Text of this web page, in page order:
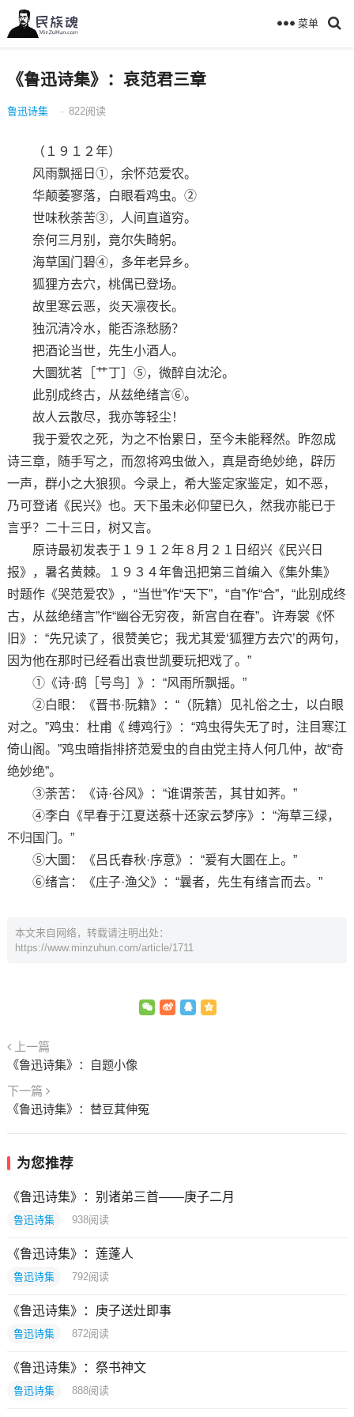
菜单
《鲁迅诗集》：哀范君三章
鲁迅诗集 · 822阅读
（１９１２年）
风雨飘摇日①，余怀范爱农。
华颠萎寥落，白眼看鸡虫。②
世味秋荼苦③，人间直道穷。
奈何三月别，竟尔失畸躬。
海草国门碧④，多年老异乡。
狐狸方去穴，桃偶已登场。
故里寒云恶，炎天凛夜长。
独沉清冷水，能否涤愁肠？
把酒论当世，先生小酒人。
大圜犹茗［艹丁］⑤，微醉自沈沦。
此别成终古，从兹绝绪言⑥。
故人云散尽，我亦等轻尘！
我于爱农之死，为之不怡累日，至今未能释然。昨忽成
诗三章，随手写之，而忽将鸡虫做入，真是奇绝妙绝，辟历
一声，群小之大狼狈。今录上，希大鉴定家鉴定，如不恶，
乃可登诸《民兴》也。天下虽未必仰望已久，然我亦能已于
言乎？二十三日，树又言。
原诗最初发表于１９１２年８月２１日绍兴《民兴日
报》，暑名黄棘。１９３４年鲁迅把第三首编入《集外集》
时题作《哭范爱农》，“当世”作“天下”，“自”作“合”，“此别成终
古，从兹绝绪言”作“幽谷无穷夜，新宫自在春”。许寿裳《怀
旧》：“先兄读了，很赞美它；我尤其爱‘狐狸方去穴’的两句，
因为他在那时已经看出袁世凯要玩把戏了。”
①《诗·鸱［号鸟］》：“风雨所飘摇。”
②白眼：《晋书·阮籍》：“（阮籍）见礼俗之士，以白眼
对之。”鸡虫：杜甫《 缚鸡行》：“鸡虫得失无了时，注目寒江
倚山阁。”鸡虫暗指排挤范爱虫的自由党主持人何几仲，故“奇
绝妙绝”。
③荼苦：《诗·谷风》：“谁谓荼苦，其甘如荠。”
④李白《早春于江夏送蔡十还家云梦序》：“海草三绿，
不归国门。”
⑤大圜：《吕氏春秋·序意》：“爰有大圜在上。”
⑥绪言：《庄子·渔父》：“曩者，先生有绪言而去。”
本文来自网络，转载请注明出处：
https://www.minzuhun.com/article/1711
上一篇
《鲁迅诗集》：自题小像
下一篇
《鲁迅诗集》：替豆萁伸冤
为您推荐
《鲁迅诗集》：别诸弟三首——庚子二月
鲁迅诗集 938阅读
《鲁迅诗集》：莲蓬人
鲁迅诗集 792阅读
《鲁迅诗集》：庚子送灶即事
鲁迅诗集 872阅读
《鲁迅诗集》：祭书神文
鲁迅诗集 888阅读